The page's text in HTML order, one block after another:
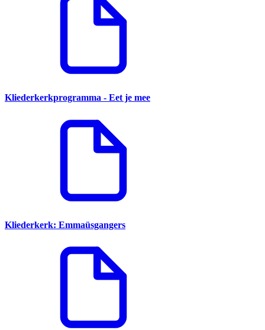
Kliederkerkprogramma - Eet je mee
Kliederkerk: Emmaüsgangers